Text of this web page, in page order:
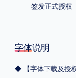
签发正式授权
字体说明
◆ 【字体下载及授